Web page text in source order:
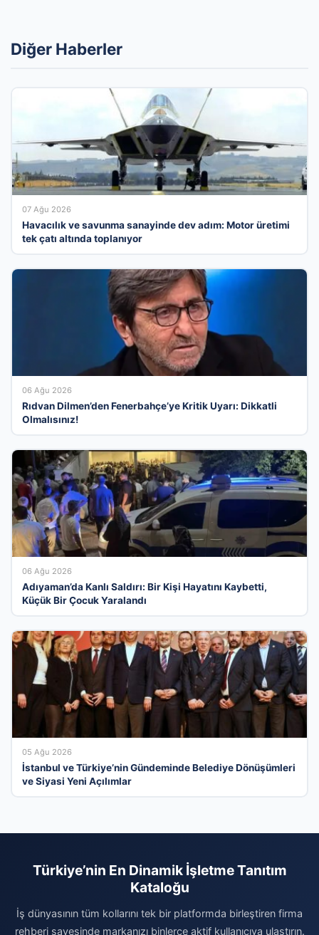
Diğer Haberler
07 Ağu 2026
Havacılık ve savunma sanayinde dev adım: Motor üretimi
tek çatı altında toplanıyor
06 Ağu 2026
Rıdvan Dilmen’den Fenerbahçe’ye Kritik Uyarı: Dikkatli
Olmalısınız!
06 Ağu 2026
Adıyaman’da Kanlı Saldırı: Bir Kişi Hayatını Kaybetti,
Küçük Bir Çocuk Yaralandı
05 Ağu 2026
İstanbul ve Türkiye’nin Gündeminde Belediye Dönüşümleri
ve Siyasi Yeni Açılımlar
Türkiye’nin En Dinamik İşletme Tanıtım
Kataloğu
İş dünyasının tüm kollarını tek bir platformda birleştiren firma
rehberi sayesinde markanızı binlerce aktif kullanıcıya ulaştırın.